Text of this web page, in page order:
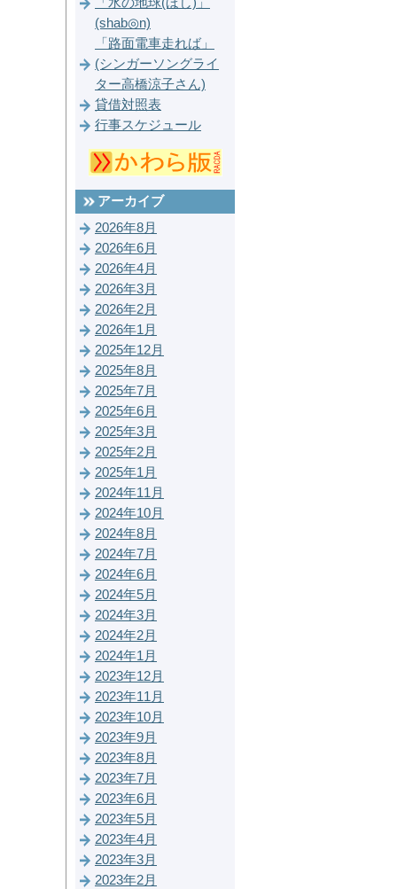
(shab◎n)
「路面電車走れば」
(シンガーソングライ
ター高橋涼子さん)
貸借対照表
行事スケジュール
アーカイブ
2026年8月
2026年6月
2026年4月
2026年3月
2026年2月
2026年1月
2025年12月
2025年8月
2025年7月
2025年6月
2025年3月
2025年2月
2025年1月
2024年11月
2024年10月
2024年8月
2024年7月
2024年6月
2024年5月
2024年3月
2024年2月
2024年1月
2023年12月
2023年11月
2023年10月
2023年9月
2023年8月
2023年7月
2023年6月
2023年5月
2023年4月
2023年3月
2023年2月